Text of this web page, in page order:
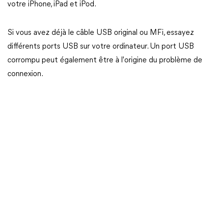
votre iPhone, iPad et iPod.
Si vous avez déjà le câble USB original ou MFi, essayez
différents ports USB sur votre ordinateur. Un port USB
corrompu peut également être à l'origine du problème de
connexion.